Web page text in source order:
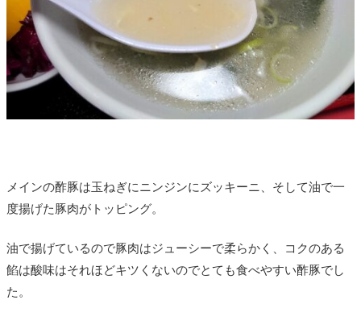
メインの酢豚は玉ねぎにニンジンにズッキーニ、そして油で一
度揚げた豚肉がトッピング。
油で揚げているので豚肉はジューシーで柔らかく、コクのある
餡は酸味はそれほどキツくないのでとても食べやすい酢豚でし
た。